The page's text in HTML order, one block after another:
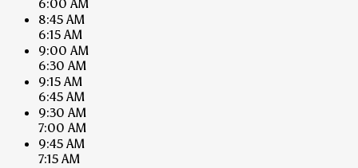
6:00 AM
8:45 AM
6:15 AM
9:00 AM
6:30 AM
9:15 AM
6:45 AM
9:30 AM
7:00 AM
9:45 AM
7:15 AM